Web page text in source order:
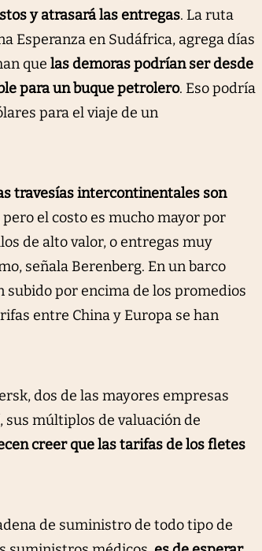
y atrasará las entregas. La ruta
Esperanza en Sudáfrica, agrega días
que las demoras podrían ser desde
para un buque petrolero. Eso podría
para el viaje de un
travesías intercontinentales son
el costo es mucho mayor por
de alto valor, o entregas muy
señala Berenberg. En un barco
subido por encima de los promedios
entre China y Europa se han
dos de las mayores empresas
sus múltiplos de valuación de
creer que las tarifas de los fletes
de suministro de todo tipo de